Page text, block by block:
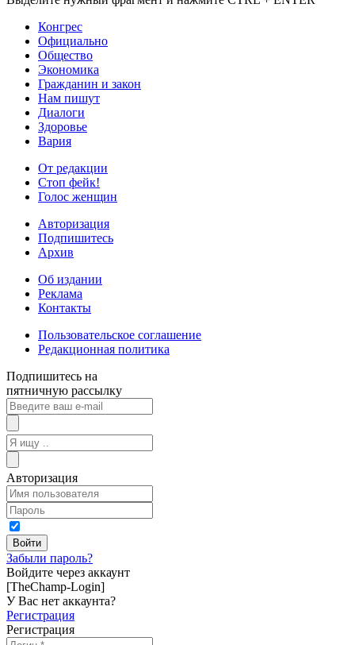
Конгрес
Официально
Общество
Экономика
Гражданин и закон
Нам пишут
Диалоги
Здоровье
Вария
От редакции
Стоп фейк!
Голос женщин
Авторизация
Подпишитесь
Архив
Об издании
Реклама
Контакты
Пользовательское соглашение
Редакционная политика
Подпишитесь на
пятничную рассылку
Авторизация
Забыли пароль?
Войдите через аккаунт
[TheChamp-Login]
У Вас нет аккаунта?
Регистрация
Регистрация